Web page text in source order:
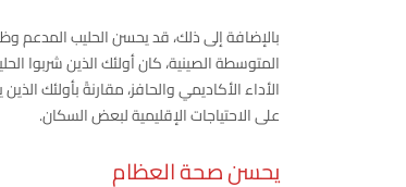
المتوسطة الصينية، كان أولئك الذين شربوا
الأداء الأكاديمي والحافز، مقارنةً بأولئك
على الاحتياجات الإقليمية لبعض السكان.
يحسن صحة العظام